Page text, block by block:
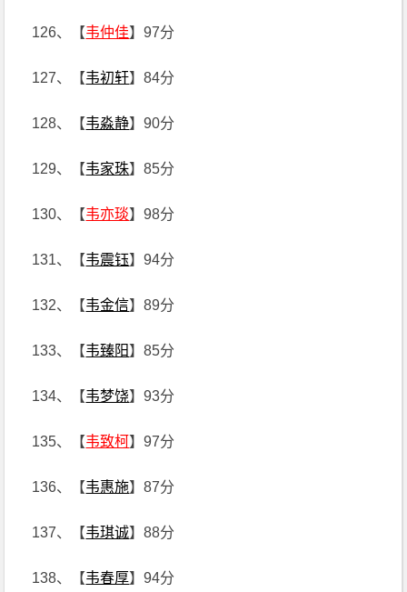
126、【韦仲佳】97分
127、【韦初轩】84分
128、【韦淼静】90分
129、【韦家珠】85分
130、【韦亦琰】98分
131、【韦震钰】94分
132、【韦金信】89分
133、【韦臻阳】85分
134、【韦梦饶】93分
135、【韦致柯】97分
136、【韦惠施】87分
137、【韦琪诚】88分
138、【韦春厚】94分